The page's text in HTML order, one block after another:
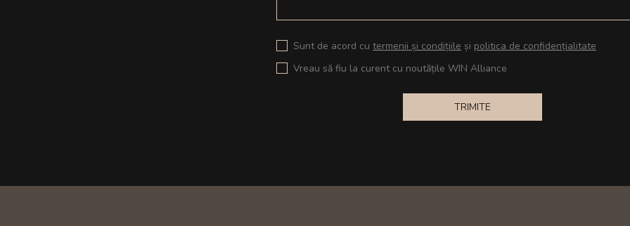
Sunt de acord cu termenii și condițiile și politica de confidențialitate
Vreau să fiu la curent cu noutățile WIN Alliance
TRIMITE